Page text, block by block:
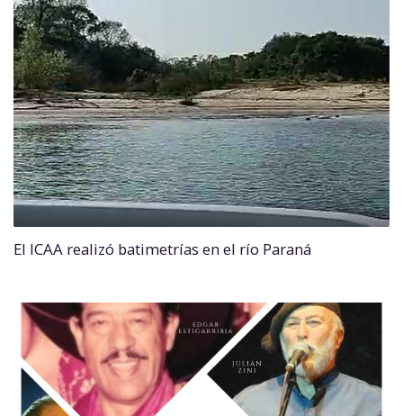
El ICAA realizó batimetrías en el río Paraná